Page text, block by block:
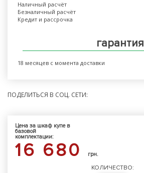
Наличный расчёт
Безналичный расчёт
Кредит и рассрочка
гарантия
18 месяцев с момента доставки
ПОДЕЛИТЬСЯ В СОЦ. СЕТИ:
Цена за шкаф купе в
базовой
комплектации:
16 680 грн.
КОЛИЧЕСТВО: